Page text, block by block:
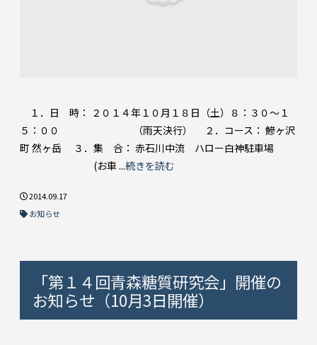
１．日 時： ２０１４年１０月１８日（土）８：３０～１
５：００ （雨天決行） ２．コース： 鰺ヶ沢
町 然ヶ岳 ３．集 合： 赤石川中流 ハロー白神駐車場
(お車 ...続きを読む
2014.09.17
お知らせ
「第１４回青森糖質研究会」開催の
お知らせ（10月3日開催）